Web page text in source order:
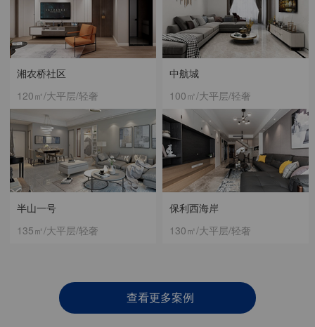
中航城
100㎡/大平层/轻奢
湘农桥社区
120㎡/大平层/轻奢
保利西海岸
130㎡/大平层/轻奢
半山一号
135㎡/大平层/轻奢
查看更多案例